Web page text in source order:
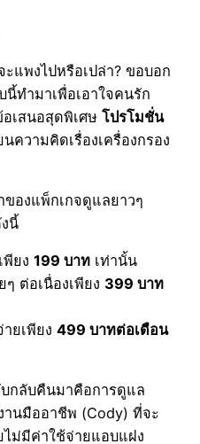
ะแพงไปหรือเปล่า? ขอบอก
นี้ทำมาเพื่อเอาใจคนรัก
เสนอสุดพิเศษ โปรโมชั่น
ความคิดเรื่องเครื่องกรอง
องแพ็กเกจดูแลยาวๆ
นี้
พียง 199 บาท เท่านั้น
ๆ ต่อเนื่องเพียง 399 บาท
ายเพียง 499 บาทต่อเดือน
กลับคืนมาคือการดูแล
านมืออาชีพ (Cody) ที่จะ
ไม่มีค่าใช้จ่ายแอบแฝง